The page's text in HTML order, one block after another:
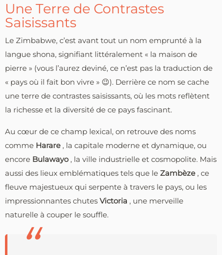
Une Terre de Contrastes
Saisissants
Le Zimbabwe, c’est avant tout un nom emprunté à la
langue shona, signifiant littéralement « la maison de
pierre » (vous l’aurez deviné, ce n’est pas la traduction de
« pays où il fait bon vivre » 😉). Derrière ce nom se cache
une terre de contrastes saisissants, où les mots reflètent
la richesse et la diversité de ce pays fascinant.
Au cœur de ce champ lexical, on retrouve des noms
comme Harare , la capitale moderne et dynamique, ou
encore Bulawayo , la ville industrielle et cosmopolite. Mais
aussi des lieux emblématiques tels que le Zambèze , ce
fleuve majestueux qui serpente à travers le pays, ou les
impressionnantes chutes Victoria , une merveille
naturelle à couper le souffle.